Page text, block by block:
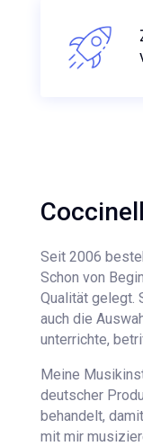
Seit 2006
Schon von
Qualität gelegt.
auch die
unterrichte,
Meine
deutscher
behandelt,
mit mir